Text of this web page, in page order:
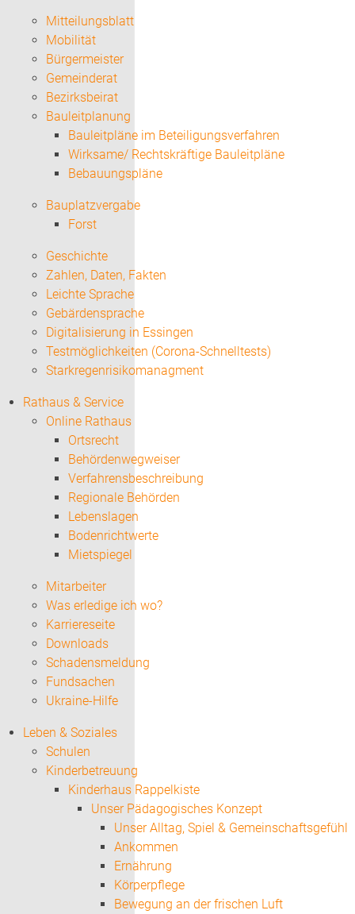
Mitteilungsblatt
Mobilität
Bürgermeister
Gemeinderat
Bezirksbeirat
Bauleitplanung
Bauleitpläne im Beteiligungsverfahren
Wirksame/ Rechtskräftige Bauleitpläne
Bebauungspläne
Bauplatzvergabe
Forst
Geschichte
Zahlen, Daten, Fakten
Leichte Sprache
Gebärdensprache
Digitalisierung in Essingen
Testmöglichkeiten (Corona-Schnelltests)
Starkregenrisikomanagment
Rathaus & Service
Online Rathaus
Ortsrecht
Behördenwegweiser
Verfahrensbeschreibung
Regionale Behörden
Lebenslagen
Bodenrichtwerte
Mietspiegel
Mitarbeiter
Was erledige ich wo?
Karriereseite
Downloads
Schadensmeldung
Fundsachen
Ukraine-Hilfe
Leben & Soziales
Schulen
Kinderbetreuung
Kinderhaus Rappelkiste
Unser Pädagogisches Konzept
Unser Alltag, Spiel & Gemeinschaftsgefühl
Ankommen
Ernährung
Körperpflege
Bewegung an der frischen Luft